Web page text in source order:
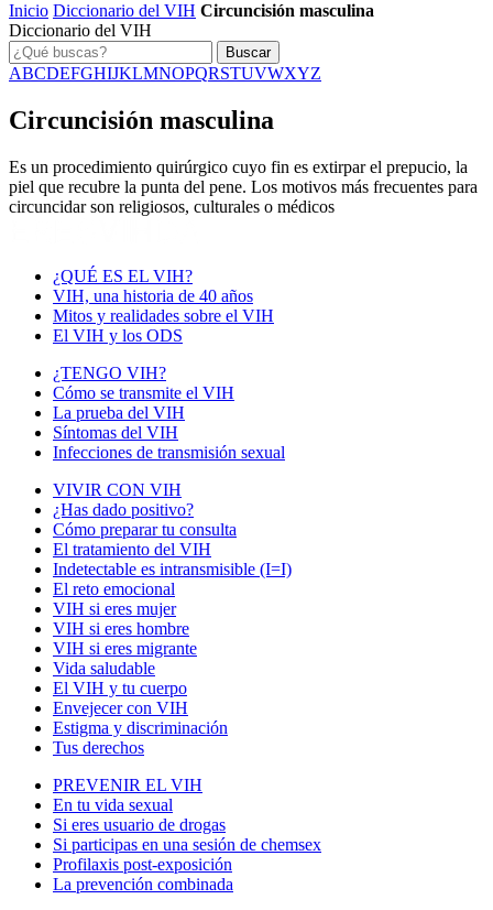
Inicio Diccionario del VIH Circuncisión masculina
Diccionario del VIH
Buscar
ABCDEFGHIJKLMNOPQRSTUVWXYZ
Circuncisión masculina
Es un procedimiento quirúrgico cuyo fin es extirpar el prepucio, la
piel que recubre la punta del pene. Los motivos más frecuentes para
circuncidar son religiosos, culturales o médicos
¿QUÉ ES EL VIH?
VIH, una historia de 40 años
Mitos y realidades sobre el VIH
El VIH y los ODS
¿TENGO VIH?
Cómo se transmite el VIH
La prueba del VIH
Síntomas del VIH
Infecciones de transmisión sexual
VIVIR CON VIH
¿Has dado positivo?
Cómo preparar tu consulta
El tratamiento del VIH
Indetectable es intransmisible (I=I)
El reto emocional
VIH si eres mujer
VIH si eres hombre
VIH si eres migrante
Vida saludable
El VIH y tu cuerpo
Envejecer con VIH
Estigma y discriminación
Tus derechos
PREVENIR EL VIH
En tu vida sexual
Si eres usuario de drogas
Si participas en una sesión de chemsex
Profilaxis post-exposición
La prevención combinada